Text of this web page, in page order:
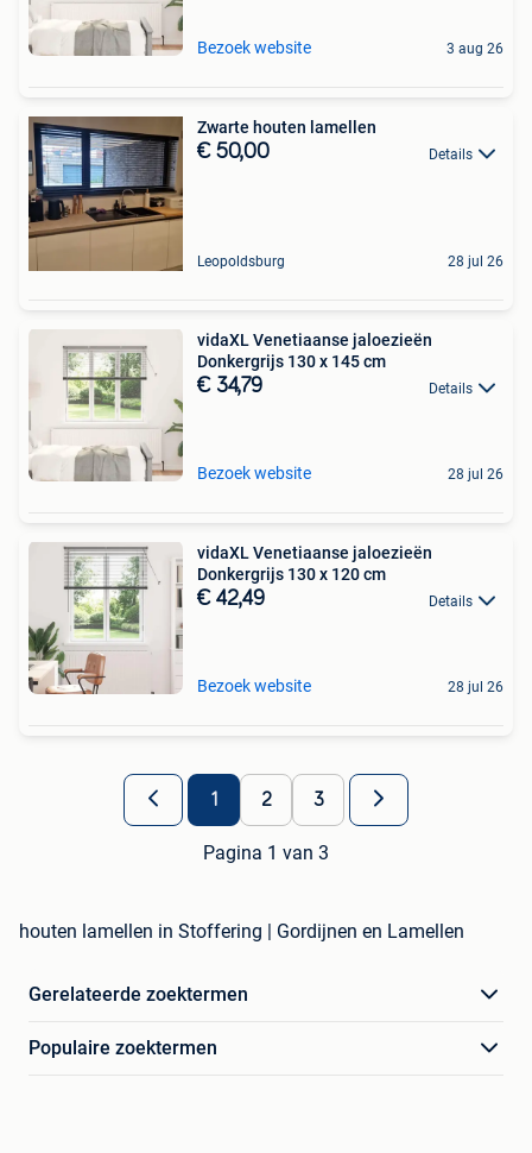
Bezoek website 3 aug 26
Zwarte houten lamellen
€ 50,00 Details
Leopoldsburg 28 jul 26
vidaXL Venetiaanse jaloezieën
Donkergrijs 130 x 145 cm
€ 34,79 Details
Bezoek website 28 jul 26
vidaXL Venetiaanse jaloezieën
Donkergrijs 130 x 120 cm
€ 42,49 Details
Bezoek website 28 jul 26
1 2 3
Pagina 1 van 3
houten lamellen in Stoffering | Gordijnen en Lamellen
Gerelateerde zoektermen
Populaire zoektermen